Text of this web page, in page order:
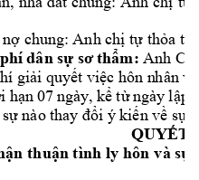
ợ chung: Anh chị tự thỏa
phí dân sự sơ thẩm: Anh C
giải quyết việc hôn nhân
hạn 07 ngày, kể từ ngày lập
nào thay đổi ý kiến về sự
QUYẾT
thuận tình ly hôn và sự